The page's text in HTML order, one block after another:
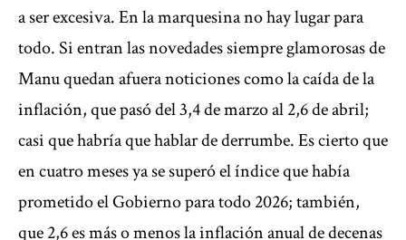
a ser excesiva. En la marquesina no hay lugar para
todo. Si entran las novedades siempre glamorosas de
Manu quedan afuera noticiones como la caída de la
inflación, que pasó del 3,4 de marzo al 2,6 de abril;
casi que habría que hablar de derrumbe. Es cierto que
en cuatro meses ya se superó el índice que había
prometido el Gobierno para todo 2026; también,
que 2,6 es más o menos la inflación anual de decenas